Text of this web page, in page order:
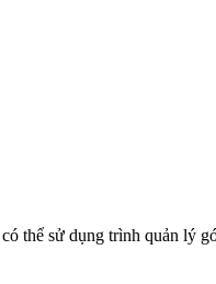
thể sử dụng trình quản lý